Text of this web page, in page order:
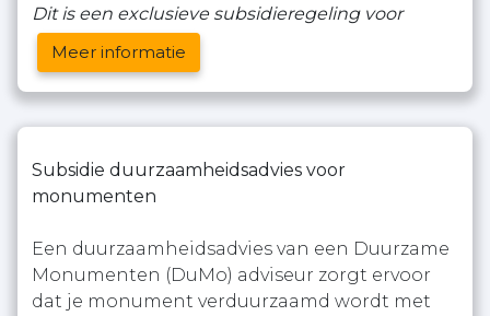
Dit is een exclusieve subsidieregeling voor
Meer informatie
Subsidie duurzaamheidsadvies voor
monumenten
Een duurzaamheidsadvies van een Duurzame
Monumenten (DuMo) adviseur zorgt ervoor
dat je monument verduurzaamd wordt met